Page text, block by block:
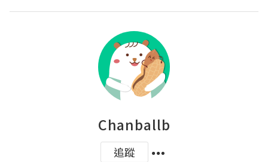
Chanballb
追蹤